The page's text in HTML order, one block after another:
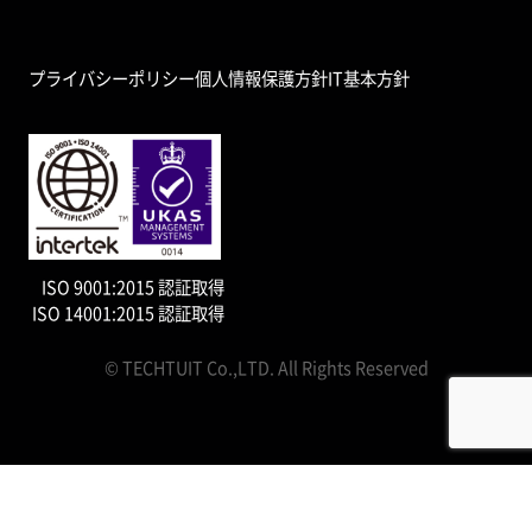
プライバシーポリシー個人情報保護方針IT基本方針
ISO 9001:2015 認証取得
ISO 14001:2015 認証取得
© TECHTUIT Co.,LTD. All Rights Reserved